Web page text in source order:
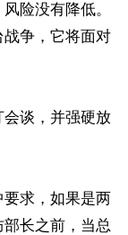
险没有降低。
争，它将面对
谈，并强硬放
求，如果是两
长之前，当总